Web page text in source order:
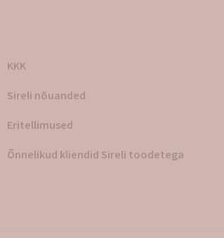
KKK
Sireli nõuanded
Eritellimused
Õnnelikud kliendid Sireli toodetega